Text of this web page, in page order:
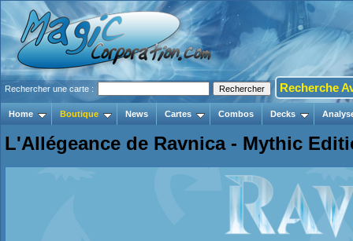
Rechercher une carte : Recherche
Home Boutique News Cartes Combos Decks
L'Allégeance de Ravnica - Mythic